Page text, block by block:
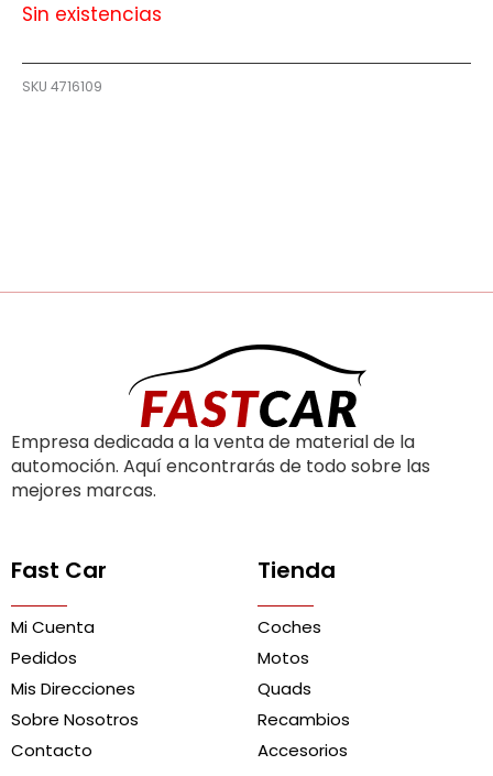
Sin existencias
SKU 4716109
Empresa dedicada a la venta de material de la
automoción. Aquí encontrarás de todo sobre las
mejores marcas.
Fast Car
Mi Cuenta
Pedidos
Mis Direcciones
Sobre Nosotros
Contacto
Tienda
Coches
Motos
Quads
Recambios
Accesorios